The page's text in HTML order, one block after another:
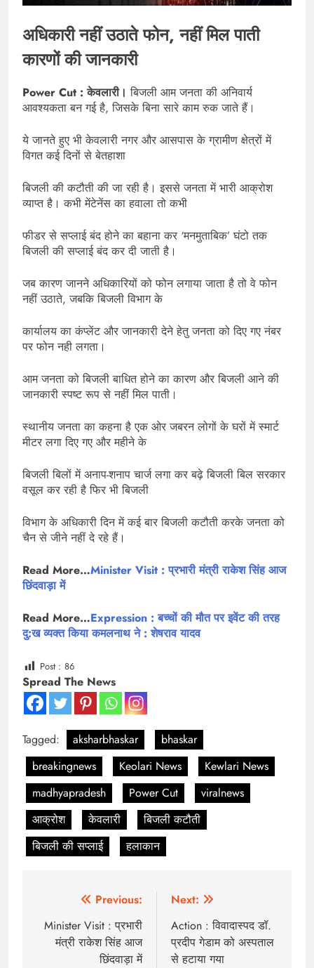
अधिकारी नहीं उठाते फोन, नहीं मिल पाती
कारणों की जानकारी
Power Cut : केवलारी।बिजली आम जनता की अनिवार्य
आवश्यकता बन गई है, जिसके बिना सारे काम रुक जाते हैं।
ये जानते हुए भी केवलारी नगर और आसपास के ग्रामीण क्षेत्रों में
विगत कई दिनों से बेतहाशा
बिजली की कटौती की जा रही है। इससे जनता में भारी आक्रोश
व्याप्त है। कभी मेंटेनेंस का हवाला तो कभी
फीडर से सप्लाई बंद होने का बहाना कर ‘मनमुताबिक’ घंटो तक
बिजली की सप्लाई बंद कर दी जाती है।
जब कारण जानने अधिकारियों को फोन लगाया जाता है तो वे फोन
नहीं उठाते, जबकि बिजली विभाग के
कार्यालय का कंप्लेंट और जानकारी देने हेतु जनता को दिए गए नंबर
पर फोन नही लगता।
आम जनता को बिजली बाधित होने का कारण और बिजली आने की
जानकारी स्पष्ट रूप से नहीं मिल पाती।
स्थानीय जनता का कहना है एक ओर जबरन लोगों के घरों में स्मार्ट
मीटर लगा दिए गए और महीने के
बिजली बिलों में अनाप-शनाप चार्ज लगा कर बढ़े बिजली बिल सरकार
वसूल कर रही है फिर भी बिजली
विभाग के अधिकारी दिन में कई बार बिजली कटौती करके जनता को
चैन से जीने नहीं दे रहे हैं।
Read More…Minister Visit : प्रभारी मंत्री राकेश सिंह आज
छिंदवाड़ा में
Read More…Expression : बच्चों की मौत पर इवेंट की तरह
दु:ख व्यक्त किया कमलनाथ ने : शेषराव यादव
Post : 86
Spread The News
Tagged: aksharbhaskar
bhaskar
breakingnews
Keolari News
Kewlari News
madhyapradesh
Power Cut
viralnews
आक्रोश
केवलारी
बिजली कटौती
बिजली की सप्लाई
हलाकान
navigation
Previous:
Minister Visit : प्रभारी
मंत्री राकेश सिंह आज
छिंदवाड़ा में
Next:
Action : विवादास्पद डॉ.
प्रदीप गेडाम को अस्पताल
से हटाया गया